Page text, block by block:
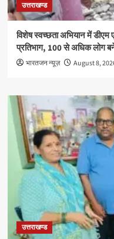
उत्तराखण्ड
विशेष स्वच्छता अभियान में डीएम
प्रतिभाग, 100 से अधिक लोग
भारतजन न्यूज़ August 8,
उत्तराखण्ड